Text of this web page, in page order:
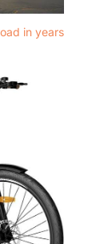
in years